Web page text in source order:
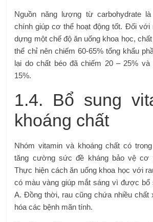
Nguồn năng lượng từ carbohydrate
chính giúp cơ thể hoạt động tốt. Đối
dựng một chế độ ăn uống khoa học,
thể chỉ nên chiếm 60-65% tổng khẩu
lại do chất béo đã chiếm 20 – 25%
15%.
1.4. Bổ sung
khoáng chất
Nhóm vitamin và khoáng chất có
tăng cường sức đề kháng bảo vệ cơ
Thực hiện cách ăn uống khoa học với
có màu vàng giúp mắt sáng vì được bổ
A. Đồng thời, rau cũng chứa nhiều chất
hóa các bệnh mãn tính.